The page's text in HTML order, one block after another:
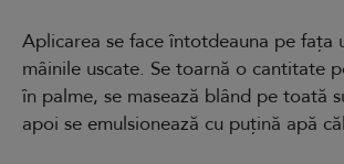
Aplicarea se face întotdeauna pe fața
mâinile uscate. Se toarnă o cantitate
în palme, se masează blând pe toată
apoi se emulsionează cu puțină apă